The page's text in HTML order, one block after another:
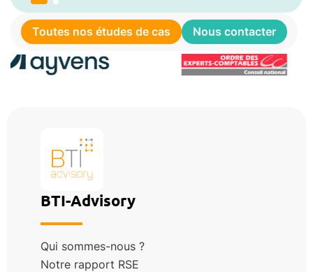
Toutes nos études de cas Nous contacter
BTI-Advisory
Qui sommes-nous ?
Notre rapport RSE